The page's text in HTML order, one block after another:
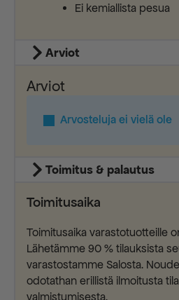
Ei kemiallista pesua
Arviot
Arviot
Arvosteluja ei vielä ole
Toimitus & palautus
Toimitusaika
Toimitusaika varastotuotteille
Lähetämme 90 % tilauksista
varastostamme Salosta.
odotathan erillistä ilmoitusta